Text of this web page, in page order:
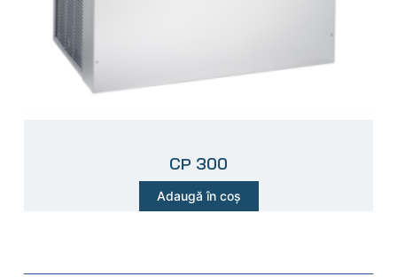
CP 300
Adaugă în coș